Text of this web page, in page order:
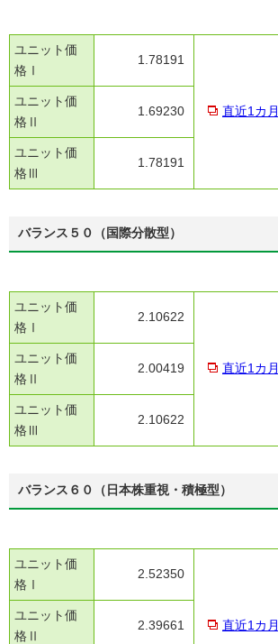
ユニット価
格Ⅰ
1.78191
直近1カ月
ユニット価
格Ⅱ
1.69230
ユニット価
格Ⅲ
1.78191
バランス５０（国際分散型）
ユニット価
格Ⅰ
2.10622
直近1カ月
ユニット価
格Ⅱ
2.00419
ユニット価
格Ⅲ
2.10622
バランス６０（日本株重視・積極型）
ユニット価
格Ⅰ
2.52350
直近1カ月
ユニット価
格Ⅱ
2.39661